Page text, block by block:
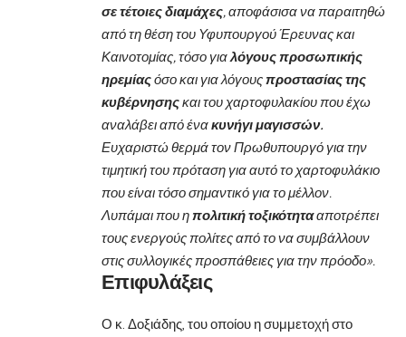
σε τέτοιες διαμάχες, αποφάσισα να παραιτηθώ
από τη θέση του Υφυπουργού Έρευνας και
Καινοτομίας, τόσο γιαλόγους προσωπικής
ηρεμίαςόσο και για λόγους προστασίας της
κυβέρνησηςκαι του χαρτοφυλακίου που έχω
αναλάβει από ένακυνήγι μαγισσών.
Ευχαριστώ θερμά τον Πρωθυπουργό για την
τιμητική του πρόταση για αυτό το χαρτοφυλάκιο
που είναι τόσο σημαντικό για το μέλλον.
Λυπάμαι που η πολιτική τοξικότητααποτρέπει
τους ενεργούς πολίτες από το να συμβάλλουν
στις συλλογικές προσπάθειες για την πρόοδο».
Επιφυλάξεις
Ο κ. Δοξιάδης, του οποίου η συμμετοχή στο